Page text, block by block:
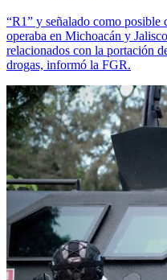
“R1” y señalado como
operaba en Michoacán y
relacionados con la portación
drogas, informó la FGR.